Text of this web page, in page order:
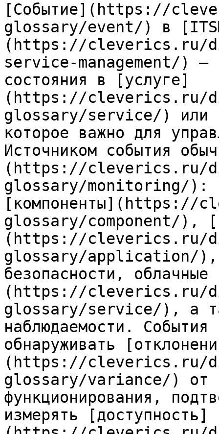
[Событие](https://
glossary/event/) в
(https://cleverics.ru/
service-management/) —
состояния в [услуге]
(https://cleverics.ru/
glossary/service/) или
которое важно для
Источником события
(https://cleverics.ru/
glossary/monitoring/):
glossary/component/),
(https://cleverics.ru/
glossary/application/),
безопасности,
(https://cleverics.ru/
glossary/service/), а
наблюдаемости.
обнаруживать
(https://cleverics.ru/
glossary/variance/) от
функционирования,
измерять [доступность]